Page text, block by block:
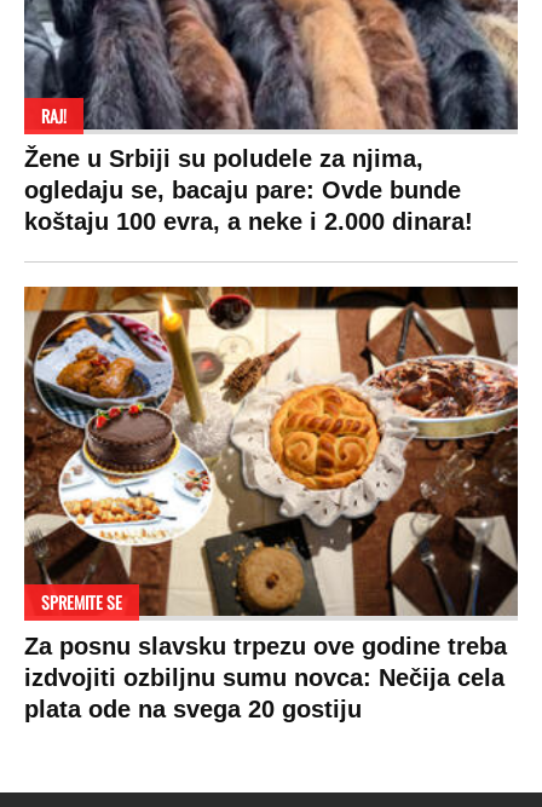
RAJ!
Žene u Srbiji su poludele za njima,
ogledaju se, bacaju pare: Ovde bunde
koštaju 100 evra, a neke i 2.000 dinara!
SPREMITE SE
Za posnu slavsku trpezu ove godine treba
izdvojiti ozbiljnu sumu novca: Nečija cela
plata ode na svega 20 gostiju